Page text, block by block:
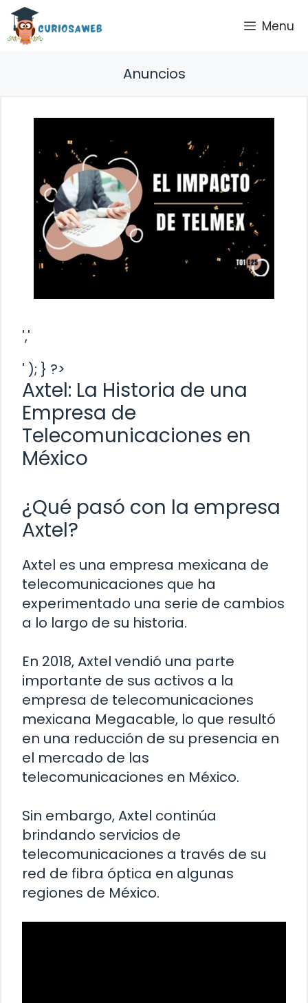
Saltar
contenido
Menu
Anuncios
','
' ); } ?>
Axtel: La Historia de una
Empresa de
Telecomunicaciones en
México
¿Qué pasó con la empresa
Axtel?
Axtel es una empresa mexicana de
telecomunicaciones que ha
experimentado una serie de cambios
a lo largo de su historia.
En 2018, Axtel vendió una parte
importante de sus activos a la
empresa de telecomunicaciones
mexicana Megacable, lo que resultó
en una reducción de su presencia en
el mercado de las
telecomunicaciones en México.
Sin embargo, Axtel continúa
brindando servicios de
telecomunicaciones a través de su
red de fibra óptica en algunas
regiones de México.